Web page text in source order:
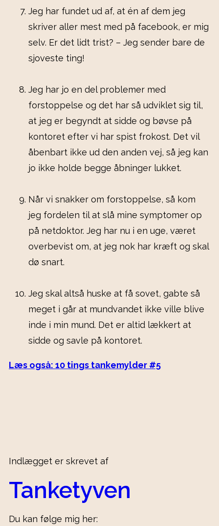
Jeg har fundet ud af, at én af dem jeg
skriver aller mest med på facebook, er mig
selv. Er det lidt trist? – Jeg sender bare de
sjoveste ting!
Jeg har jo en del problemer med
forstoppelse og det har så udviklet sig til,
at jeg er begyndt at sidde og bøvse på
kontoret efter vi har spist frokost. Det vil
åbenbart ikke ud den anden vej, så jeg kan
jo ikke holde begge åbninger lukket.
Når vi snakker om forstoppelse, så kom
jeg fordelen til at slå mine symptomer op
på netdoktor. Jeg har nu i en uge, været
overbevist om, at jeg nok har kræft og skal
dø snart.
Jeg skal altså huske at få sovet, gabte så
meget i går at mundvandet ikke ville blive
inde i min mund. Det er altid lækkert at
sidde og savle på kontoret.
Læs også: 10 tings tankemylder #5
Indlægget er skrevet af
Tanketyven
Du kan følge mig her: